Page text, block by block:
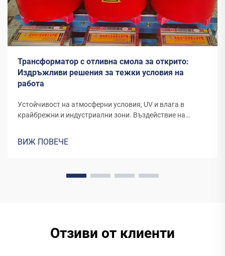
Трансформатор с отливна смола за открито:
Издръжливи решения за тежки условия на
работа
Устойчивост на атмосферни условия, UV и влага в
крайбрежни и индустриални зони. Въздействие на
поставени навън в крайбрежни райони или
ВИЖ ПОВЕЧЕ
Отзиви от клиенти